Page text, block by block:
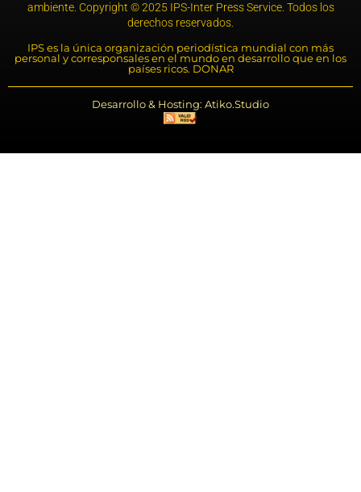
ambiente. Copyright © 2025 IPS-Inter Press Service. Todos los
derechos reservados.
IPS es la única organización periodística mundial con más
personal y corresponsales en el mundo en desarrollo que en los
países ricos. DONAR
Desarrollo & Hosting: Atiko.Studio